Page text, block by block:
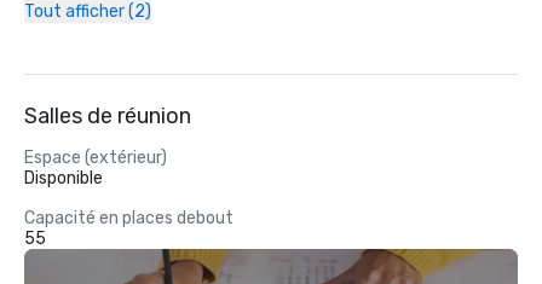
Tout afficher (2)
Salles de réunion
Espace (extérieur)
Disponible
Capacité en places debout
55